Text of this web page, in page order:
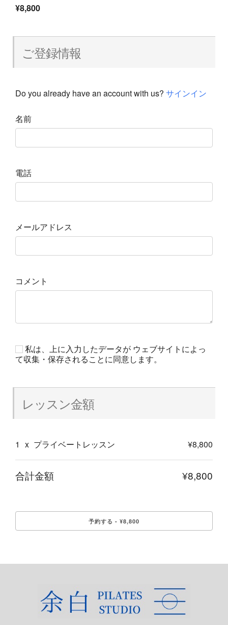
¥8,800
ご登録情報
Do you already have an account with us? サインイン
名前
電話
メールアドレス
コメント
私は、上に入力したデータが ウェブサイトによっ
て収集・保存されることに同意します。
レッスン金額
1 x プライベートレッスン ¥8,800
合計金額 ¥8,800